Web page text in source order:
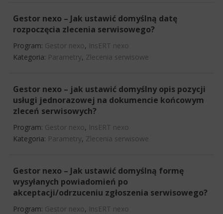
Gestor nexo – Jak ustawić domyślną datę
rozpoczęcia zlecenia serwisowego?
Program: Gestor nexo, InsERT nexo
Kategoria: Parametry, Zlecenia serwisowe
Gestor nexo – jak ustawić domyślny opis pozycji
usługi jednorazowej na dokumencie końcowym
zleceń serwisowych?
Program: Gestor nexo, InsERT nexo
Kategoria: Parametry, Zlecenia serwisowe
Gestor nexo – Jak ustawić domyślną formę
wysyłanych powiadomień po
akceptacji/odrzuceniu zgłoszenia serwisowego?
Program: Gestor nexo, InsERT nexo